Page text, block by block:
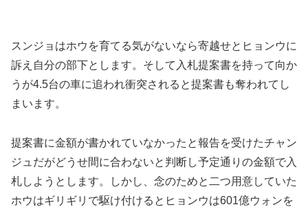
スンジョはホウを育てる気がないなら寄越せとヒョンウに
訴え自分の部下とします。そして入札提案書を持って向か
うが4.5台の車に追われ衝突されると提案書も奪われてし
まいます。
提案書に金額が書かれていなかったと報告を受けたチャン
ジュだがどうせ間に合わないと判断し予定通りの金額で入
札しようとします。しかし、念のためと二つ用意していた
ホウはギリギリで駆け付けるとヒョンウは601億ウォンを